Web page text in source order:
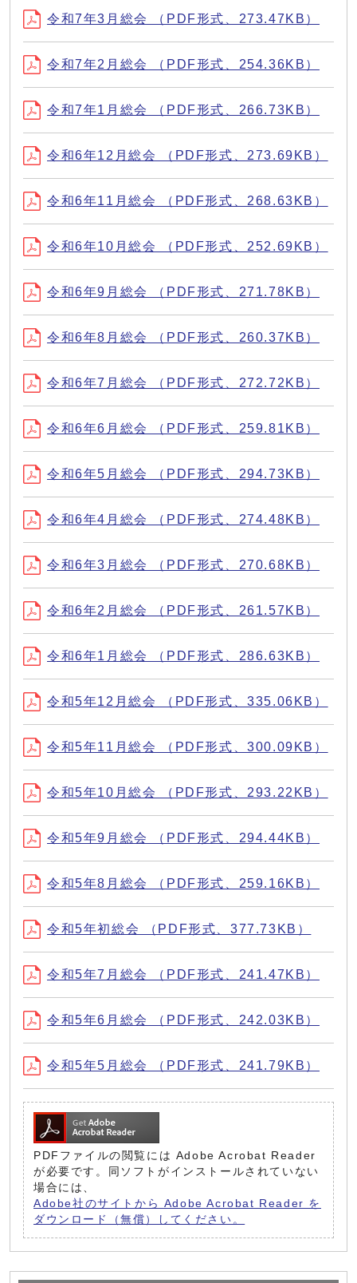
令和7年3月総会 （PDF形式、273.47KB）
令和7年2月総会 （PDF形式、254.36KB）
令和7年1月総会 （PDF形式、266.73KB）
令和6年12月総会 （PDF形式、273.69KB）
令和6年11月総会 （PDF形式、268.63KB）
令和6年10月総会 （PDF形式、252.69KB）
令和6年9月総会 （PDF形式、271.78KB）
令和6年8月総会 （PDF形式、260.37KB）
令和6年7月総会 （PDF形式、272.72KB）
令和6年6月総会 （PDF形式、259.81KB）
令和6年5月総会 （PDF形式、294.73KB）
令和6年4月総会 （PDF形式、274.48KB）
令和6年3月総会 （PDF形式、270.68KB）
令和6年2月総会 （PDF形式、261.57KB）
令和6年1月総会 （PDF形式、286.63KB）
令和5年12月総会 （PDF形式、335.06KB）
令和5年11月総会 （PDF形式、300.09KB）
令和5年10月総会 （PDF形式、293.22KB）
令和5年9月総会 （PDF形式、294.44KB）
令和5年8月総会 （PDF形式、259.16KB）
令和5年初総会 （PDF形式、377.73KB）
令和5年7月総会 （PDF形式、241.47KB）
令和5年6月総会 （PDF形式、242.03KB）
令和5年5月総会 （PDF形式、241.79KB）
PDFファイルの閲覧には Adobe Acrobat Reader
が必要です。同ソフトがインストールされていない
場合には、
Adobe社のサイトから Adobe Acrobat Reader を
ダウンロード（無償）してください。